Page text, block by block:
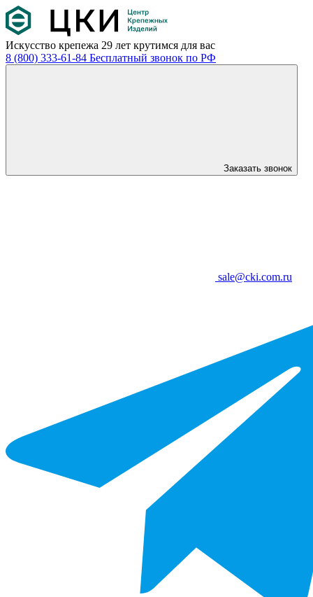
Искусство крепежа 29 лет крутимся для вас
8 (800) 333-61-84 Бесплатный звонок по РФ
Заказать звонок
sale@cki.com.ru